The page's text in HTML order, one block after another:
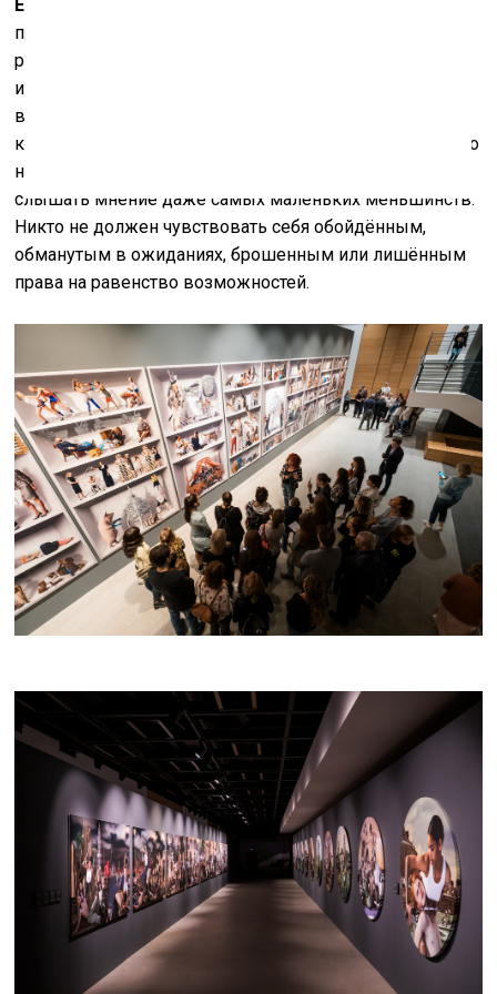
Е.С.:
приверженец демократического устройства и
республики. Думаю, определённый смысл в каком-то
избирательном цензе существует, потому что не
всякий голос равен другому и есть резоны, по
которым людям стоит обрести некоторую зрелость. Но
надо учитывать мнение всех членов общества и
слышать мнение даже самых маленьких меньшинств.
Никто не должен чувствовать себя обойдённым,
обманутым в ожиданиях, брошенным или лишённым
права на равенство возможностей.